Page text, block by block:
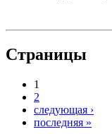
Страницы
1
2
следующая ›
последняя »